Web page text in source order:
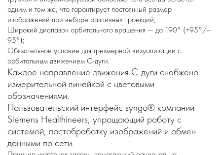
одним и тем же, что гарантирует постоянный размер
изображений при выборе различных проекций;
Широкий диапазон орбитального вращения — до 190° (+95°/–
95°);
Обязательное условие для трехмерной визуализации с
орбитальным движением С-дуги.
Каждое направление движения С-дуги снабжено
измерительной линейкой с цветовыми
обозначениями.
Пользовательский интерфейс syngo® компании
Siemens Healthineers, упрощающий работу с
системой, постобработку изображений и обмен
данными по сети.